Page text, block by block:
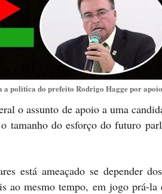
politica do prefeito Rodrigo Hagge por
o assunto de apoio a uma
tamanho do esforço do futuro
está ameaçado se depender
ao mesmo tempo, em jogo prá-